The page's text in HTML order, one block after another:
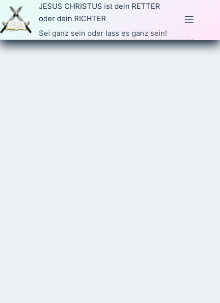
Zum
Inhalt
springen
JESUS CHRISTUS ist dein RETTER
oder dein RICHTER
Sei ganz sein oder lass es ganz sein!